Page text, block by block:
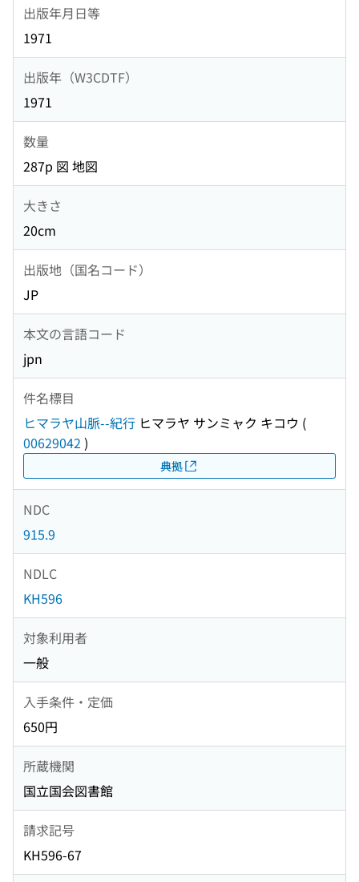
出版年月日等
1971
出版年（W3CDTF）
1971
数量
287p 図 地図
大きさ
20cm
出版地（国名コード）
JP
本文の言語コード
jpn
件名標目
ヒマラヤ山脈--紀行 ヒマラヤ サンミャク キコウ (
00629042 )
典拠
NDC
915.9
NDLC
KH596
対象利用者
一般
入手条件・定価
650円
所蔵機関
国立国会図書館
請求記号
KH596-67